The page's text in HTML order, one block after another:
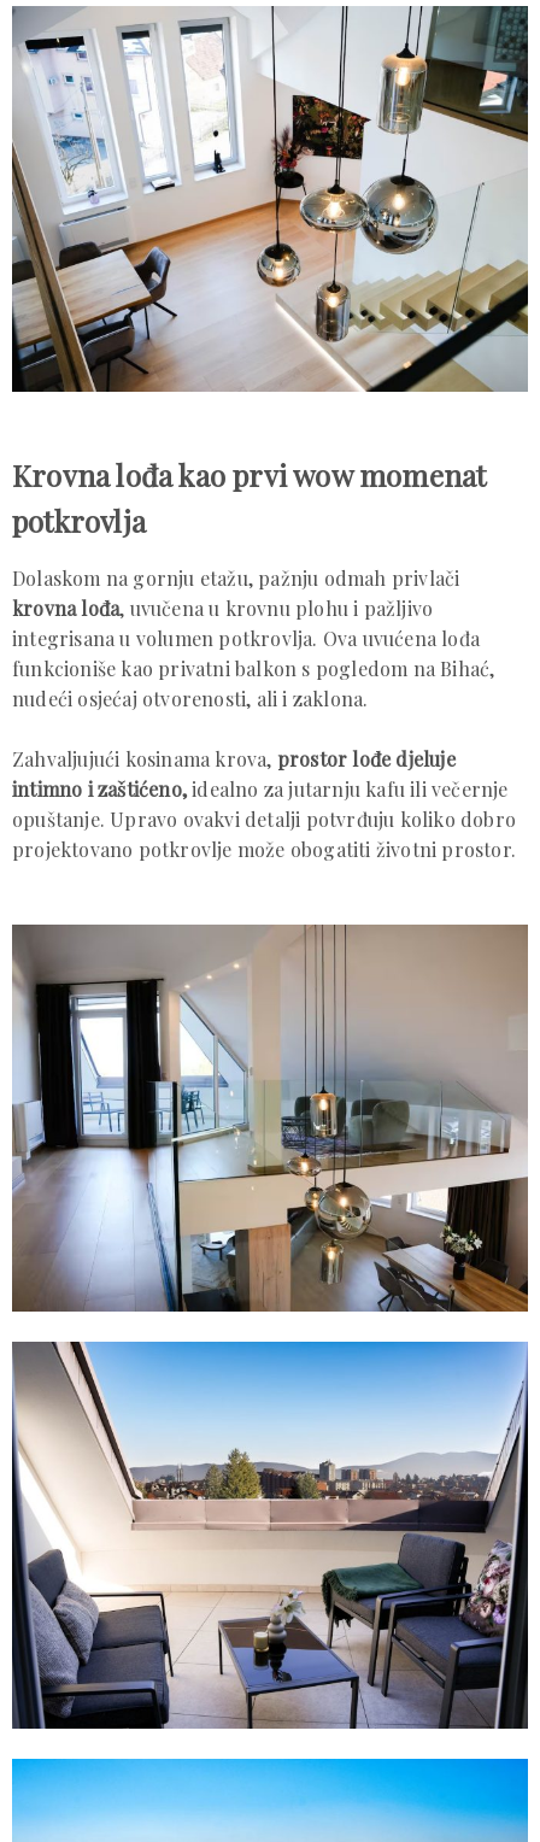
Krovna lođa kao prvi wow momenat
potkrovlja
Dolaskom na gornju etažu, pažnju odmah privlači
krovna lođa, uvučena u krovnu plohu i pažljivo
integrisana u volumen potkrovlja. Ova uvućena lođa
funkcioniše kao privatni balkon s pogledom na Bihać,
nudeći osjećaj otvorenosti, ali i zaklona.
Zahvaljujući kosinama krova, prostor lođe djeluje
intimno i zaštićeno,idealno za jutarnju kafu ili večernje
opuštanje. Upravo ovakvi detalji potvrđuju koliko dobro
projektovano potkrovlje može obogatiti životni prostor.